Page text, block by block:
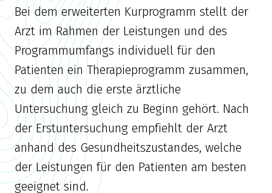
Bei dem erweiterten Kurprogramm stellt der
Arzt im Rahmen der Leistungen und des
Programmumfangs individuell für den
Patienten ein Therapieprogramm zusammen,
zu dem auch die erste ärztliche
Untersuchung gleich zu Beginn gehört. Nach
der Erstuntersuchung empfiehlt der Arzt
anhand des Gesundheitszustandes, welche
der Leistungen für den Patienten am besten
geeignet sind.